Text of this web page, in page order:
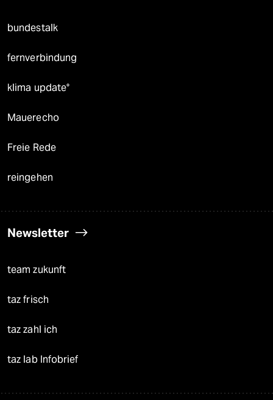
bundestalk
fernverbindung
klima update°
Mauerecho
Freie Rede
reingehen
Newsletter
team zukunft
taz frisch
taz zahl ich
taz lab Infobrief